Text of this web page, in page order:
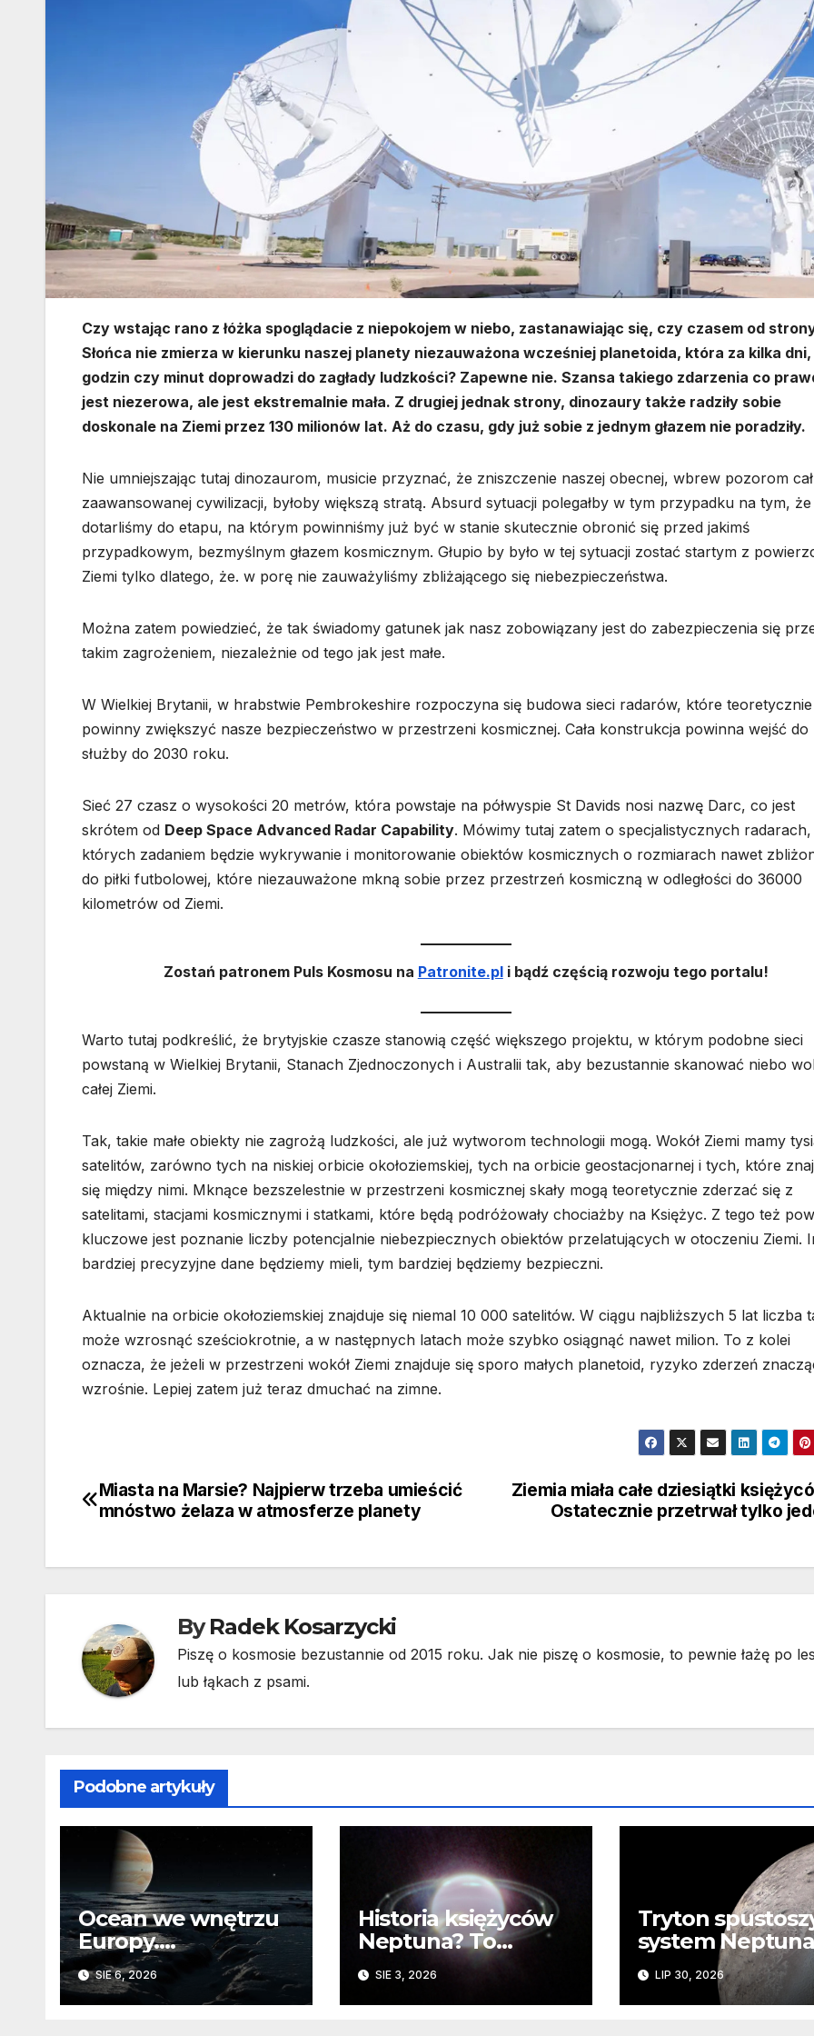
Czy wstając rano z łóżka spoglądacie z niepokojem w niebo, zastanawiając się, czy czasem od
Słońca nie zmierza w kierunku naszej planety niezauważona wcześniej planetoida, która za kilka dni,
godzin czy minut doprowadzi do zagłady ludzkości? Zapewne nie. Szansa takiego zdarzenia co
jest niezerowa, ale jest ekstremalnie mała. Z drugiej jednak strony, dinozaury także radziły sobie
doskonale na Ziemi przez 130 milionów lat. Aż do czasu, gdy już sobie z jednym głazem nie poradziły.
Nie umniejszając tutaj dinozaurom, musicie przyznać, że zniszczenie naszej obecnej, wbrew pozorom
zaawansowanej cywilizacji, byłoby większą stratą. Absurd sytuacji polegałby w tym przypadku na tym, że
dotarliśmy do etapu, na którym powinniśmy już być w stanie skutecznie obronić się przed jakimś
przypadkowym, bezmyślnym głazem kosmicznym. Głupio by było w tej sytuacji zostać startym z
Ziemi tylko dlatego, że. w porę nie zauważyliśmy zbliżającego się niebezpieczeństwa.
Można zatem powiedzieć, że tak świadomy gatunek jak nasz zobowiązany jest do zabezpieczenia się
takim zagrożeniem, niezależnie od tego jak jest małe.
W Wielkiej Brytanii, w hrabstwie Pembrokeshire rozpoczyna się budowa sieci radarów, które teoretycznie
powinny zwiększyć nasze bezpieczeństwo w przestrzeni kosmicznej. Cała konstrukcja powinna wejść do
służby do 2030 roku.
Sieć 27 czasz o wysokości 20 metrów, która powstaje na półwyspie St Davids nosi nazwę Darc, co jest
skrótem od Deep Space Advanced Radar Capability. Mówimy tutaj zatem o specjalistycznych radarach,
których zadaniem będzie wykrywanie i monitorowanie obiektów kosmicznych o rozmiarach nawet
do piłki futbolowej, które niezauważone mkną sobie przez przestrzeń kosmiczną w odległości do 36000
kilometrów od Ziemi.
Zostań patronem Puls Kosmosu na Patronite.pli bądź częścią rozwoju tego portalu!
Warto tutaj podkreślić, że brytyjskie czasze stanowią część większego projektu, w którym podobne sieci
powstaną w Wielkiej Brytanii, Stanach Zjednoczonych i Australii tak, aby bezustannie skanować niebo
całej Ziemi.
Tak, takie małe obiekty nie zagrożą ludzkości, ale już wytworom technologii mogą. Wokół Ziemi mamy
satelitów, zarówno tych na niskiej orbicie okołoziemskiej, tych na orbicie geostacjonarnej i tych, które
się między nimi. Mknące bezszelestnie w przestrzeni kosmicznej skały mogą teoretycznie zderzać się z
satelitami, stacjami kosmicznymi i statkami, które będą podróżowały chociażby na Księżyc. Z tego też
kluczowe jest poznanie liczby potencjalnie niebezpiecznych obiektów przelatujących w otoczeniu Ziemi.
bardziej precyzyjne dane będziemy mieli, tym bardziej będziemy bezpieczni.
Aktualnie na orbicie okołoziemskiej znajduje się niemal 10 000 satelitów. W ciągu najbliższych 5 lat liczba
może wzrosnąć sześciokrotnie, a w następnych latach może szybko osiągnąć nawet milion. To z kolei
oznacza, że jeżeli w przestrzeni wokół Ziemi znajduje się sporo małych planetoid, ryzyko zderzeń
wzrośnie. Lepiej zatem już teraz dmuchać na zimne.
Nawigacja
Ziemia miała całe dziesiątki
Ostatecznie przetrwał tylko
Miasta na Marsie? Najpierw trzeba umieścić
mnóstwo żelaza w atmosferze planety
ByRadek Kosarzycki
Piszę o kosmosie bezustannie od 2015 roku. Jak nie piszę o kosmosie, to pewnie łażę po
lub łąkach z psami.
Podobne artykuły
Ocean we wnętrzu
Europy.
Odizolowani przez
lodową barierę
SIE 6, 2026
Historia księżyców
Neptuna? To
skomplikowane
SIE 3, 2026
Tryton
system
JWST odkrywa
ślady
katastrofy i
LIP 30, 2026